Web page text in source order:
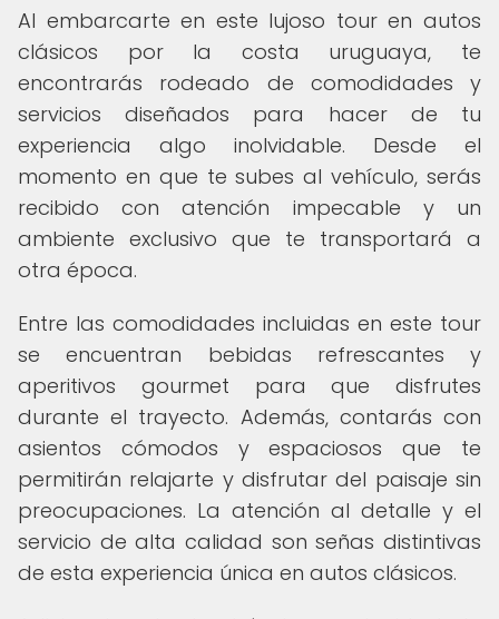
Al embarcarte en este lujoso tour en autos
clásicos por la costa uruguaya, te
encontrarás rodeado de comodidades y
servicios diseñados para hacer de tu
experiencia algo inolvidable. Desde el
momento en que te subes al vehículo, serás
recibido con atención impecable y un
ambiente exclusivo que te transportará a
otra época.
Entre las comodidades incluidas en este tour
se encuentran bebidas refrescantes y
aperitivos gourmet para que disfrutes
durante el trayecto. Además, contarás con
asientos cómodos y espaciosos que te
permitirán relajarte y disfrutar del paisaje sin
preocupaciones. La atención al detalle y el
servicio de alta calidad son señas distintivas
de esta experiencia única en autos clásicos.